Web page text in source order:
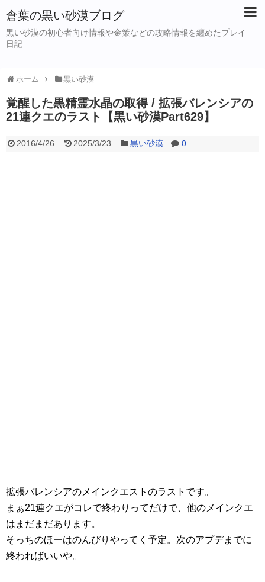
倉葉の黒い砂漠ブログ
黒い砂漠の初心者向け情報や金策などの攻略情報を纏めたプレイ
日記
ホーム 黒い砂漠
覚醒した黒精霊水晶の取得 / 拡張バレンシアの
21連クエのラスト【黒い砂漠Part629】
2016/4/26 2025/3/23 黒い砂漠 0
拡張バレンシアのメインクエストのラストです。
まぁ21連クエがコレで終わりってだけで、他のメインクエ
はまだまだあります。
そっちのほーはのんびりやってく予定。次のアプデまでに
終わればいいや。